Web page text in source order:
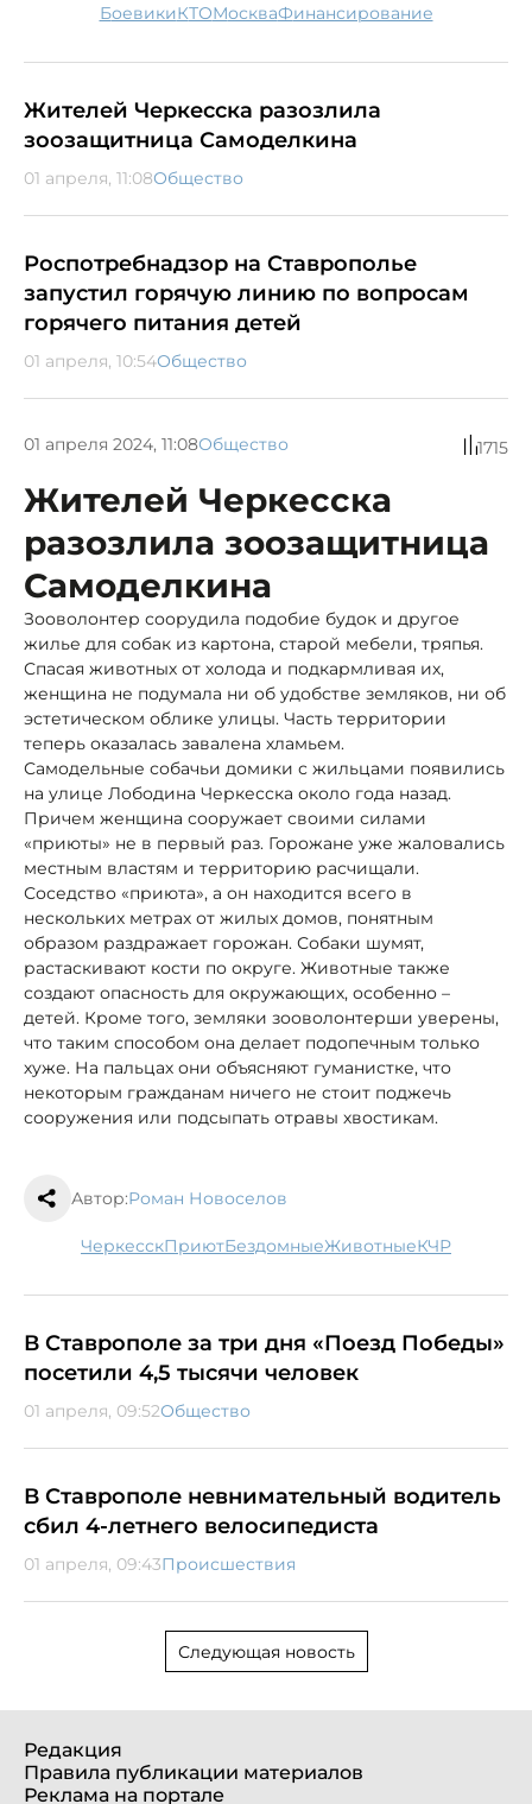
боевики КТО Москва финансирование
Жителей Черкесска разозлила
зоозащитница Самоделкина
01 апреля, 11:08Общество
Роспотребнадзор на Ставрополье
запустил горячую линию по вопросам
горячего питания детей
01 апреля, 10:54Общество
01 апреля 2024, 11:08Общество 1715
Жителей Черкесска
разозлила зоозащитница
Самоделкина
Зооволонтер соорудила подобие будок и другое
жилье для собак из картона, старой мебели, тряпья.
Спасая животных от холода и подкармливая их,
женщина не подумала ни об удобстве земляков, ни об
эстетическом облике улицы. Часть территории
теперь оказалась завалена хламьем.
Самодельные собачьи домики с жильцами появились
на улице Лободина Черкесска около года назад.
Причем женщина сооружает своими силами
«приюты» не в первый раз. Горожане уже жаловались
местным властям и территорию расчищали.
Соседство «приюта», а он находится всего в
нескольких метрах от жилых домов, понятным
образом раздражает горожан. Собаки шумят,
растаскивают кости по округе. Животные также
создают опасность для окружающих, особенно –
детей. Кроме того, земляки зооволонтерши уверены,
что таким способом она делает подопечным только
хуже. На пальцах они объясняют гуманистке, что
некоторым гражданам ничего не стоит поджечь
сооружения или подсыпать отравы хвостикам.
Автор:Роман Новоселов
Черкесск приют бездомные животные КЧР
В Ставрополе за три дня «Поезд Победы»
посетили 4,5 тысячи человек
01 апреля, 09:52Общество
В Ставрополе невнимательный водитель
сбил 4-летнего велосипедиста
01 апреля, 09:43Происшествия
Следующая новость
Редакция
Правила публикации материалов
Реклама на портале